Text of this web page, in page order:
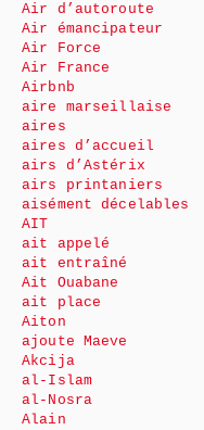
Air d’autoroute
Air émancipateur
Air Force
Air France
Airbnb
aire marseillaise
aires
aires d’accueil
airs d’Astérix
airs printaniers
aisément décelables
AIT
ait appelé
ait entraîné
Ait Ouabane
ait place
Aiton
ajoute Maeve
Akcija
al-Islam
al-Nosra
Alain